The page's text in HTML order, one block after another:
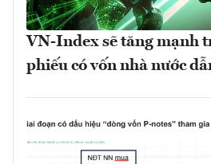
VN-Index sẽ tăng mạnh
phiếu có vốn nhà nước